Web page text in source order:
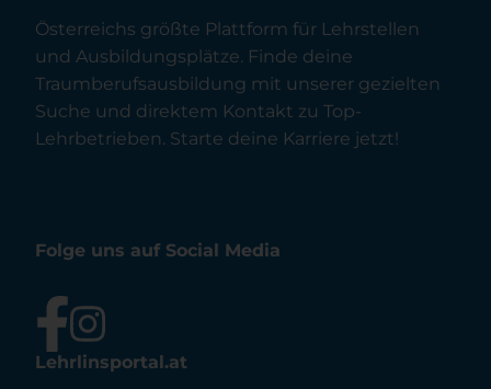
Österreichs größte Plattform für Lehrstellen
und Ausbildungsplätze. Finde deine
Traumberufsausbildung mit unserer gezielten
Suche und direktem Kontakt zu Top-
Lehrbetrieben. Starte deine Karriere jetzt!
Folge uns auf Social Media
Lehrlinsportal.at